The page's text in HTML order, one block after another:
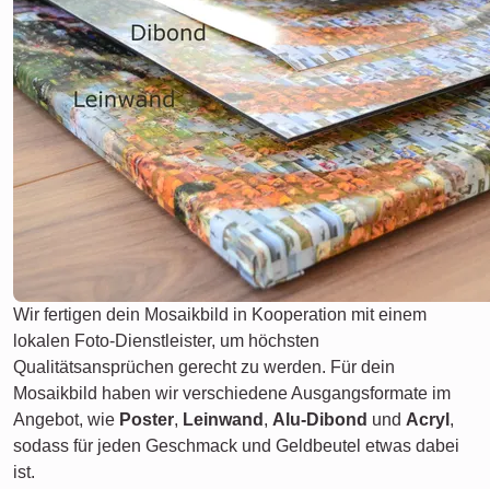
Wir fertigen dein Mosaikbild in Kooperation mit einem
lokalen Foto-Dienstleister, um höchsten
Qualitätsansprüchen gerecht zu werden. Für dein
Mosaikbild haben wir verschiedene Ausgangsformate im
Angebot, wie Poster, Leinwand , Alu-Dibond und Acryl ,
sodass für jeden Geschmack und Geldbeutel etwas dabei
ist.